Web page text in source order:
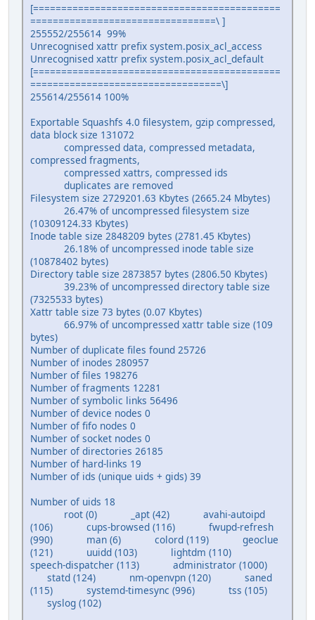
[============================================
=================================\ ]
255552/255614 99%
Unrecognised xattr prefix system.posix_acl_access
Unrecognised xattr prefix system.posix_acl_default
[============================================
==================================\]
255614/255614 100%
Exportable Squashfs 4.0 filesystem, gzip compressed,
data block size 131072
compressed data, compressed metadata,
compressed fragments,
compressed xattrs, compressed ids
duplicates are removed
Filesystem size 2729201.63 Kbytes (2665.24 Mbytes)
26.47% of uncompressed filesystem size
(10309124.33 Kbytes)
Inode table size 2848209 bytes (2781.45 Kbytes)
26.18% of uncompressed inode table size
(10878402 bytes)
Directory table size 2873857 bytes (2806.50 Kbytes)
39.23% of uncompressed directory table size
(7325533 bytes)
Xattr table size 73 bytes (0.07 Kbytes)
66.97% of uncompressed xattr table size (109
bytes)
Number of duplicate files found 25726
Number of inodes 280957
Number of files 198276
Number of fragments 12281
Number of symbolic links 56496
Number of device nodes 0
Number of fifo nodes 0
Number of socket nodes 0
Number of directories 26185
Number of hard-links 19
Number of ids (unique uids + gids) 39
Number of uids 18
root (0) _apt (42) avahi-autoipd
(106) cups-browsed (116) fwupd-refresh
(990) man (6) colord (119) geoclue
(121) uuidd (103) lightdm (110)
speech-dispatcher (113) administrator (1000)
statd (124) nm-openvpn (120) saned
(115) systemd-timesync (996) tss (105)
syslog (102)